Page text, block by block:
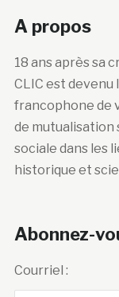
A propos
18 ans après sa
CLIC est
francophone de
de mutualisation
sociale dans les
historique et
Abonnez-
Courriel :